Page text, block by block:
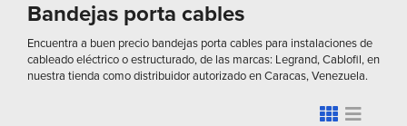
Bandejas porta cables
Encuentra a buen precio bandejas porta cables para instalaciones de
cableado eléctrico o estructurado, de las marcas: Legrand, Cablofil, en
nuestra tienda como distribuidor autorizado en Caracas, Venezuela.